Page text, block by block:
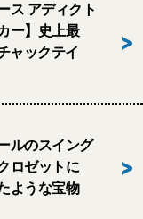
ス アディクト
ー】史上最
ャックテイ
>
ルのスイング
ロゼットに
ような宝物
>